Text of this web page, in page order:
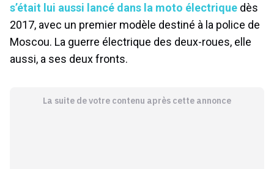
s’était lui aussi lancé dans la moto électrique dès
2017, avec un premier modèle destiné à la police de
Moscou. La guerre électrique des deux-roues, elle
aussi, a ses deux fronts.
La suite de votre contenu après cette annonce